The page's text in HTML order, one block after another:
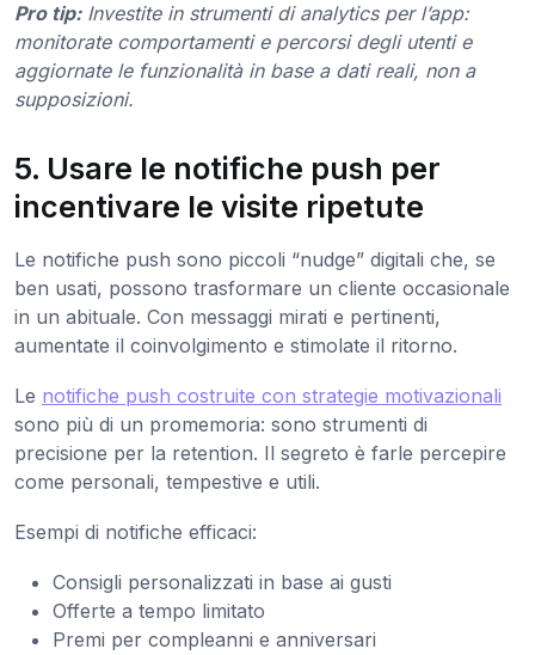
Pro tip: Investite in strumenti di analytics per l’app:
monitorate comportamenti e percorsi degli utenti e
aggiornate le funzionalità in base a dati reali, non a
supposizioni.
5. Usare le notifiche push per
incentivare le visite ripetute
Le notifiche push sono piccoli “nudge” digitali che, se
ben usati, possono trasformare un cliente occasionale
in un abituale. Con messaggi mirati e pertinenti,
aumentate il coinvolgimento e stimolate il ritorno.
Le notifiche push costruite con strategie motivazionali
sono più di un promemoria: sono strumenti di
precisione per la retention. Il segreto è farle percepire
come personali, tempestive e utili.
Esempi di notifiche efficaci:
Consigli personalizzati in base ai gusti
Offerte a tempo limitato
Premi per compleanni e anniversari